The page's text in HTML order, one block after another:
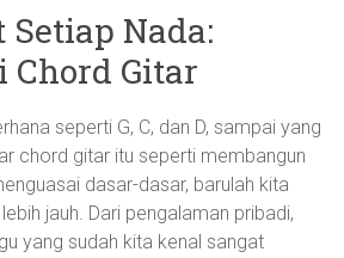
Nada:
Chord Gitar
seperti G, C, dan D, sampai yang
chord gitar itu seperti membangun
dasar-dasar, barulah kita
jauh. Dari pengalaman pribadi,
yang sudah kita kenal sangat